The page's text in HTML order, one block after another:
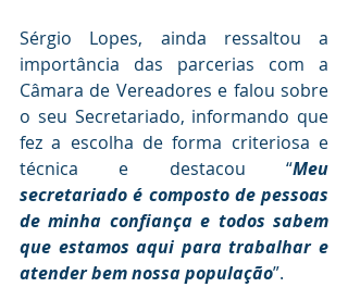
Sérgio Lopes, ainda ressaltou a
importância das parcerias com a
Câmara de Vereadores e falou sobre
o seu Secretariado, informando que
fez a escolha de forma criteriosa e
técnica e destacou “Meu
secretariado é composto de pessoas
de minha confiança e todos sabem
que estamos aqui para trabalhar e
atender bem nossa população”.